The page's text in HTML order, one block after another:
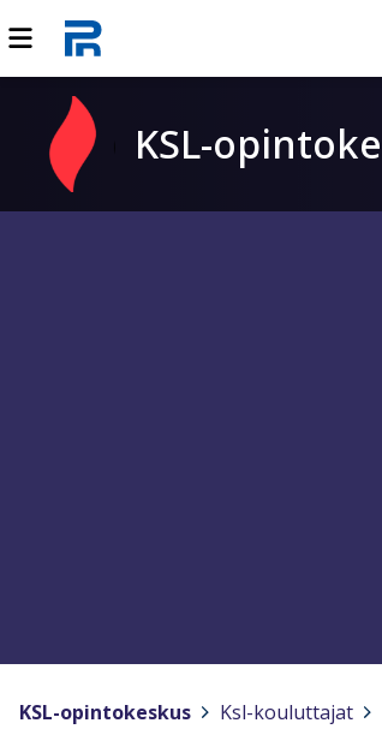
KSL-
KSL-opintokeskus Ksl-kouluttajat